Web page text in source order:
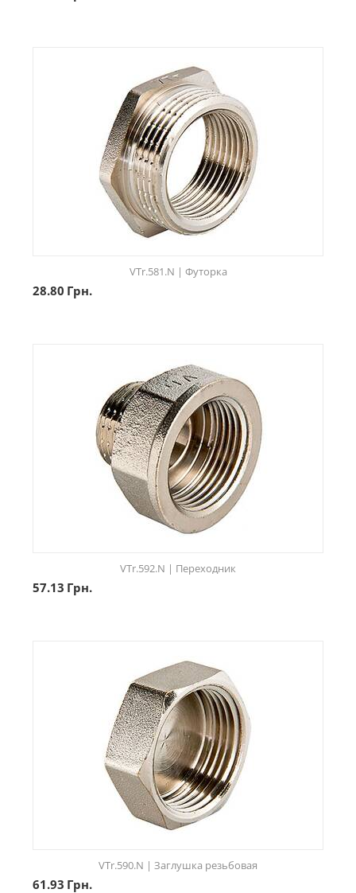
VTr.581.N | Футорка
28.80 Грн.
VTr.592.N | Переходник
57.13 Грн.
VTr.590.N | Заглушка резьбовая
61.93 Грн.